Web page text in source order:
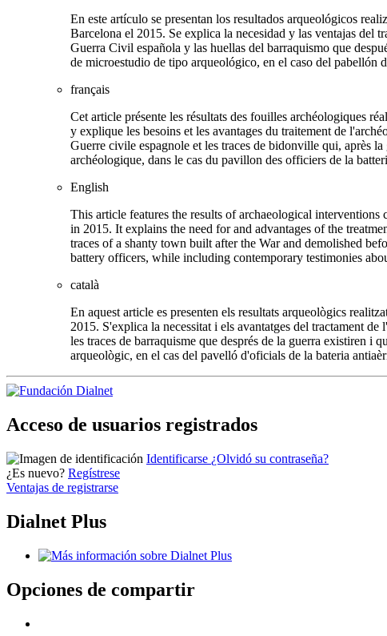
En este artículo se presentan los resultados arqueológicos
Barcelona el 2015. Se explica la necesidad y las ventajas del
Guerra Civil española y las huellas del barraquismo que
de microestudio de tipo arqueológico, en el caso del pabellón
français
Cet article présente les résultats des fouilles archéologiques
y explique les besoins et les avantages du traitement de
Guerre civile espagnole et les traces de bidonville qui, après
archéologique, dans le cas du pavillon des officiers de la
English
This article features the results of archaeological
in 2015. It explains the need for and advantages of the
traces of a shanty town built after the War and demolished
battery officers, while including contemporary testimonies
català
En aquest article es presenten els resultats arqueològics
2015. S'explica la necessitat i els avantatges del tractament
les traces de barraquisme que després de la guerra existiren i
arqueològic, en el cas del pavelló d'oficials de la bateria
Acceso de usuarios registrados
Identificarse ¿Olvidó su contraseña?
¿Es nuevo? Regístrese
Ventajas de registrarse
Dialnet Plus
Opciones de compartir